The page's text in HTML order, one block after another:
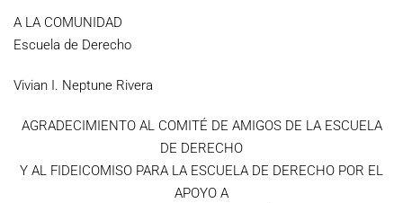
A LA COMUNIDAD
Escuela de Derecho
Vivian I. Neptune Rivera
AGRADECIMIENTO AL COMITÉ DE AMIGOS DE LA ESCUELA
DE DERECHO
Y AL FIDEICOMISO PARA LA ESCUELA DE DERECHO POR EL
APOYO A